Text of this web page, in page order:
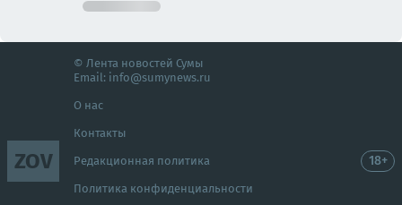
ZOV
© Лента новостей Сумы
Email: info@sumynews.ru
О нас
Контакты
Редакционная политика
Политика конфиденциальности
18+